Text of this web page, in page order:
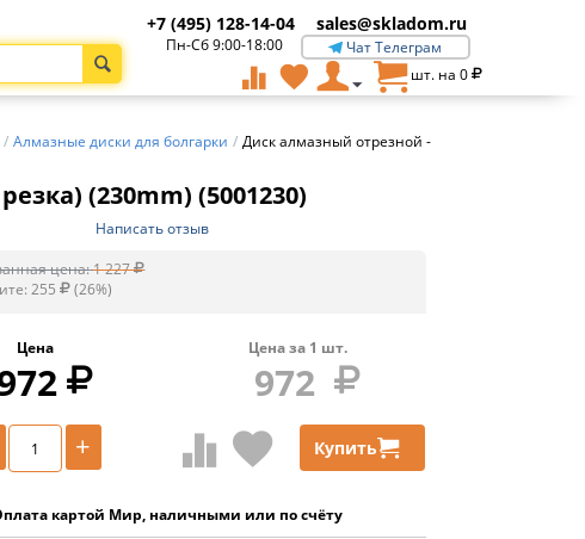
+7 (495) 128-14-04 sales@skladom.ru
Пн-Сб 9:00-18:00
Чат Телеграм
шт. на 0
/ Алмазные диски для болгарки / Диск алмазный отрезной -
(230mm) (5001230)
Написать отзыв
цена:1 227
255 (26%)
Цена Цена за 1 шт.
972
+ Купить
картой Мир, наличными или по счёту